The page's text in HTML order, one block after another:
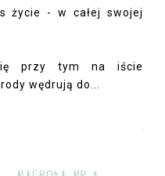
życie - w całej swojej
przy tym na iście
wędrują do...